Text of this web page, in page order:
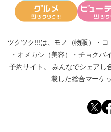
ツクツク!!!は、 モノ（物販） ・ コ
・ オメカシ（美容） ・ チョクバ
予約サイト。
みんなでシェアし
載した総合マーケ